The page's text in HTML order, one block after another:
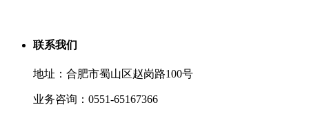
联系我们
地址：合肥市蜀山区赵岗路100号
业务咨询：0551-65167366